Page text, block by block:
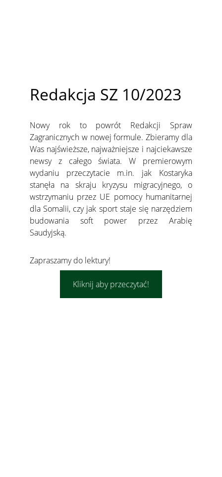
Redakcja SZ 10/2023
Nowy rok to powrót Redakcji Spraw
Zagranicznych w nowej formule. Zbieramy dla
Was najświeższe, najważniejsze i najciekawsze
newsy z całego świata. W premierowym
wydaniu przeczytacie m.in. jak Kostaryka
stanęła na skraju kryzysu migracyjnego, o
wstrzymaniu przez UE pomocy humanitarnej
dla Somalii, czy jak sport staje się narzędziem
budowania soft power przez Arabię
Saudyjską.
Zapraszamy do lektury!
Kliknij aby przeczytać!